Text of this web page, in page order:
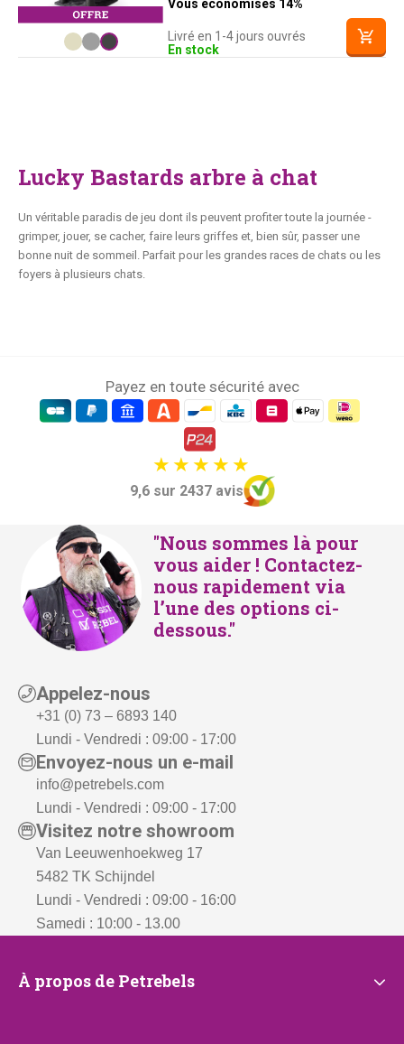
Vous économises 14%
Livré en 1-4 jours ouvrés
En stock
Lucky Bastards arbre à chat
Un véritable paradis de jeu dont ils peuvent profiter toute la journée -
grimper, jouer, se cacher, faire leurs griffes et, bien sûr, passer une
bonne nuit de sommeil. Parfait pour les grandes races de chats ou les
foyers à plusieurs chats.
Payez en toute sécurité avec
9,6 sur 2437 avis
"Nous sommes là pour
vous aider ! Contactez-
nous rapidement via
l’une des options ci-
dessous."
Appelez-nous
+31 (0) 73 – 6893 140
Lundi - Vendredi : 09:00 - 17:00
Envoyez-nous un e-mail
info@petrebels.com
Lundi - Vendredi : 09:00 - 17:00
Visitez notre showroom
Van Leeuwenhoekweg 17
5482 TK Schijndel
Lundi - Vendredi : 09:00 - 16:00
Samedi : 10:00 - 13.00
À
À propos de Petrebels